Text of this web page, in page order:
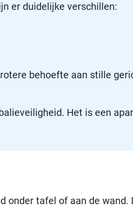
er duidelijke verschillen:
behoefte aan stille
Het is een
onder tafel of aan de wand.